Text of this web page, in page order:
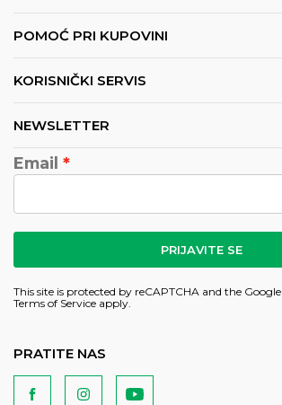
POMOĆ PRI KUPOVINI
KORISNIČKI SERVIS
NEWSLETTER
Email
PRIJAVITE SE
This site is protected by reCAPTCHA and the Google
Terms of Service apply.
PRATITE NAS